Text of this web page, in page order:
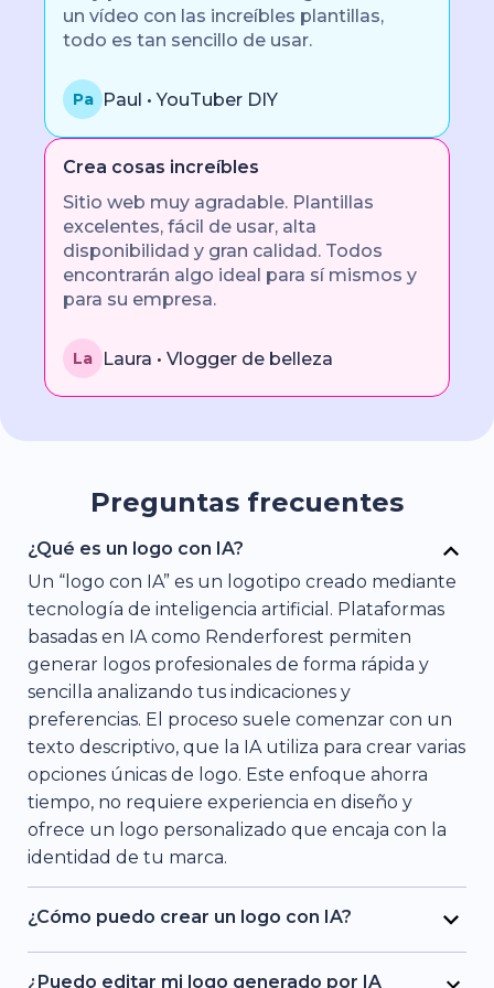
un vídeo con las increíbles plantillas,
todo es tan sencillo de usar.
Pa Paul • YouTuber DIY
Crea cosas increíbles
Sitio web muy agradable. Plantillas
excelentes, fácil de usar, alta
disponibilidad y gran calidad. Todos
encontrarán algo ideal para sí mismos y
para su empresa.
La Laura • Vlogger de belleza
Preguntas frecuentes
¿Qué es un logo con IA?
Un “logo con IA” es un logotipo creado mediante
tecnología de inteligencia artificial. Plataformas
basadas en IA como Renderforest permiten
generar logos profesionales de forma rápida y
sencilla analizando tus indicaciones y
preferencias. El proceso suele comenzar con un
texto descriptivo, que la IA utiliza para crear varias
opciones únicas de logo. Este enfoque ahorra
tiempo, no requiere experiencia en diseño y
ofrece un logo personalizado que encaja con la
identidad de tu marca.
¿Cómo puedo crear un logo con IA?
¡Es muy fácil! Simplemente escribe la descripción
del logo que deseas y la IA te mostrará varias
¿Puedo editar mi logo generado por IA